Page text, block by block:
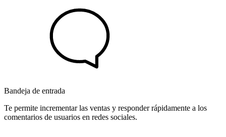
Bandeja de entrada
Te permite incrementar las ventas y responder rápidamente a los
comentarios de usuarios en redes sociales.